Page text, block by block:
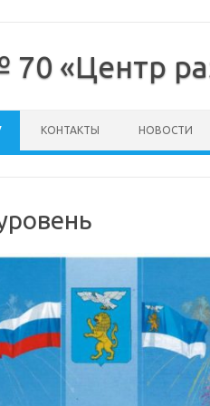
«Центр
КОНТАКТЫ НОВОСТИ